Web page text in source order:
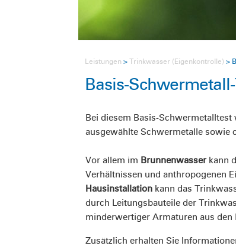
Leistungen Trinkwasser (Eigenkontrolle)
Basis-
Bei diesem Basis-
ausgewählte Schwermetalle sowie
Vor allem im Brunnenwasserkann
Verhältnissen und anthropogenen
Hausinstallationkann das
durch Leitungsbauteile der
minderwertiger Armaturen aus
Zusätzlich erhalten Sie